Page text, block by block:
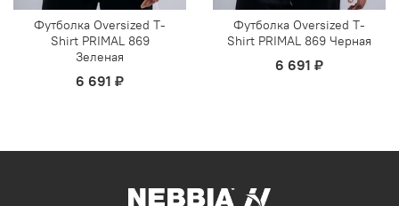
Футболка Oversized T-
Shirt PRIMAL 869
Зеленая
6 691 ₽
Футболка Oversized T-
Shirt PRIMAL 869 Черная
6 691 ₽